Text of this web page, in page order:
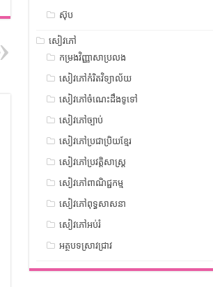
ស៊ុប
សៀវភៅ
កម្រងវិញ្ញាសាប្រលង
សៀវភៅកំរិតវិទ្យាល័យ
សៀវភៅចំណេះដឹងទូទៅ
សៀវភៅច្បាប់
សៀវភៅប្រជាប្រិយខ្មែរ
សៀវភៅប្រវត្តិសាស្រ្ត
សៀវភៅពាណិជ្ជកម្ម
សៀវភៅពុទ្ធសាសនា
សៀវភៅអប់រំ
អត្ថបទស្រាវជ្រាវ